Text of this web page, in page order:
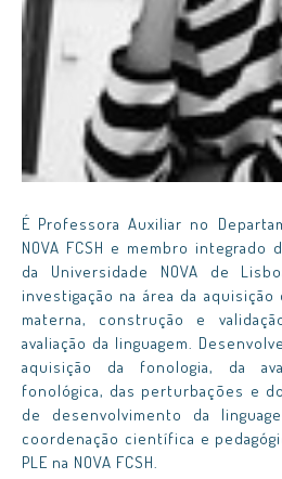
É Professora Auxiliar no
NOVA FCSH e membro
da Universidade NOVA de
investigação na área da
materna, construção e
avaliação da linguagem.
aquisição da fonologia, da
fonológica, das perturbações e
de desenvolvimento da
coordenação científica e
PLE na NOVA FCSH.